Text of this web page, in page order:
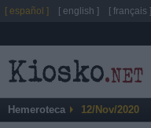
Hemeroteca 12/Nov/2020
[ español ] [ english ] [ français ]